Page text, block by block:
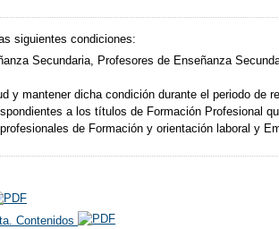
siguientes condiciones:
Secundaria, Profesores de Enseñanza
mantener dicha condición durante el periodo de
a los títulos de Formación Profesional
de Formación y orientación laboral y
Contenidos